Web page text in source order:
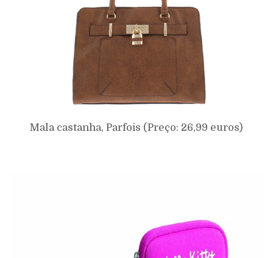
Mala castanha, Parfois (Preço: 26,99 euros)